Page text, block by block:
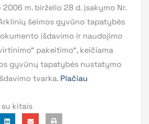
m. birželio 28 d. įsakymo Nr.
šeimos gyvūno tapatybės
išdavimo ir naudojimo
pakeitimo“, keičiama
gyvūnų tapatybės nustatymo
tvarka. Plačiau
kitais